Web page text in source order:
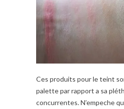
Ces produits pour le teint
palette par rapport a sa
concurrentes. N’empeche